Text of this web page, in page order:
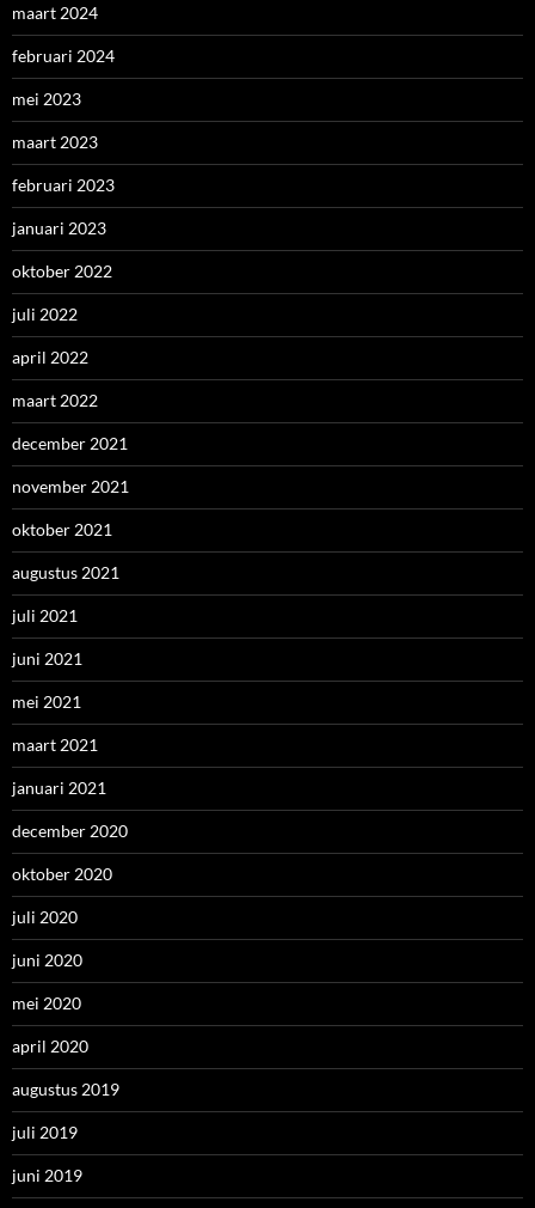
maart 2024
februari 2024
mei 2023
maart 2023
februari 2023
januari 2023
oktober 2022
juli 2022
april 2022
maart 2022
december 2021
november 2021
oktober 2021
augustus 2021
juli 2021
juni 2021
mei 2021
maart 2021
januari 2021
december 2020
oktober 2020
juli 2020
juni 2020
mei 2020
april 2020
augustus 2019
juli 2019
juni 2019